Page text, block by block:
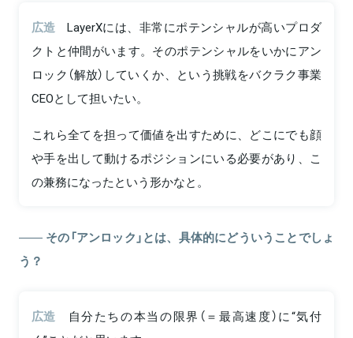
広造
LayerXには、非常にポテンシャルが高いプロダ
クトと仲間がいます。そのポテンシャルをいかにアン
ロック（解放）していくか、という挑戦をバクラク事業
CEOとして担いたい。
これら全てを担って価値を出すために、どこにでも顔
や手を出して動けるポジションにいる必要があり、こ
の兼務になったという形かなと。
その「アンロック」とは、具体的にどういうことでしょ
う？
広造
自分たちの本当の限界（＝最高速度）に“気付